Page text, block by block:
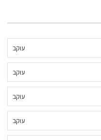
עוקב
עוקב
עוקב
עוקב